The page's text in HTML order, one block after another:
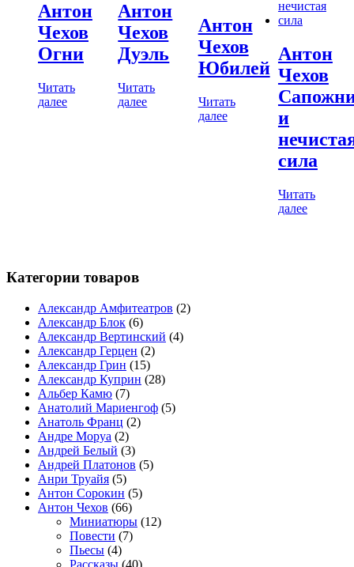
Антон
Чехов
Огни
Читать
далее
Антон
Чехов
Дуэль
Читать
далее
Антон
Чехов
Юбилей
Читать
далее
Антон
Чехов
и
сила
Читать
далее
Категории товаров
Александр Амфитеатров (2)
Александр Блок (6)
Александр Вертинский (4)
Александр Герцен (2)
Александр Грин (15)
Александр Куприн (28)
Альбер Камю (7)
Анатолий Мариенгоф (5)
Анатоль Франц (2)
Андре Моруа (2)
Андрей Белый (3)
Андрей Платонов (5)
Анри Труайя (5)
Антон Сорокин (5)
Антон Чехов (66)
Миниатюры (12)
Повести (7)
Пьесы (4)
Рассказы (40)